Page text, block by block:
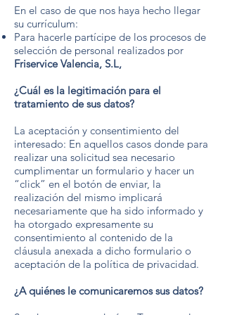
En el caso de que nos haya hecho llegar
su currículum:
Para hacerle partícipe de los procesos de
selección de personal realizados por
Friservice Valencia, S.L,
¿Cuál es la legitimación para el
tratamiento de sus datos?
La aceptación y consentimiento del
interesado: En aquellos casos donde para
realizar una solicitud sea necesario
cumplimentar un formulario y hacer un
“click” en el botón de enviar, la
realización del mismo implicará
necesariamente que ha sido informado y
ha otorgado expresamente su
consentimiento al contenido de la
cláusula anexada a dicho formulario o
aceptación de la política de privacidad.
¿A quiénes le comunicaremos sus datos?